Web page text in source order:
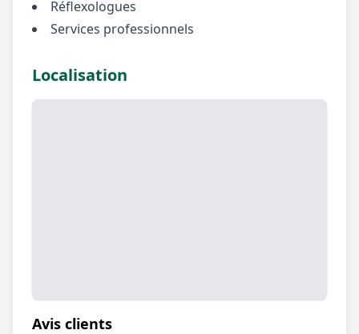
Réflexologues
Services professionnels
Localisation
Avis clients